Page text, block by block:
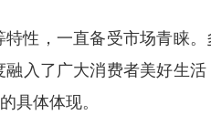
性，一直备受市场青睐。
入了广大消费者美好生活
具体体现。